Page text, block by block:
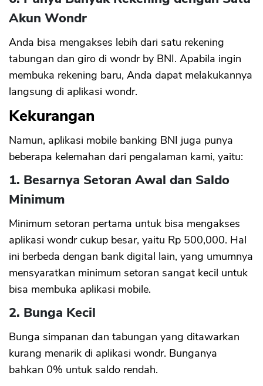
Akun Wondr
Anda bisa mengakses lebih dari satu rekening
tabungan dan giro di wondr by BNI. Apabila ingin
membuka rekening baru, Anda dapat melakukannya
langsung di aplikasi wondr.
Kekurangan
Namun, aplikasi mobile banking BNI juga punya
beberapa kelemahan dari pengalaman kami, yaitu:
1. Besarnya Setoran Awal dan Saldo
Minimum
Minimum setoran pertama untuk bisa mengakses
aplikasi wondr cukup besar, yaitu Rp 500,000. Hal
ini berbeda dengan bank digital lain, yang umumnya
mensyaratkan minimum setoran sangat kecil untuk
bisa membuka aplikasi mobile.
2. Bunga Kecil
Bunga simpanan dan tabungan yang ditawarkan
kurang menarik di aplikasi wondr. Bunganya
bahkan 0% untuk saldo rendah.